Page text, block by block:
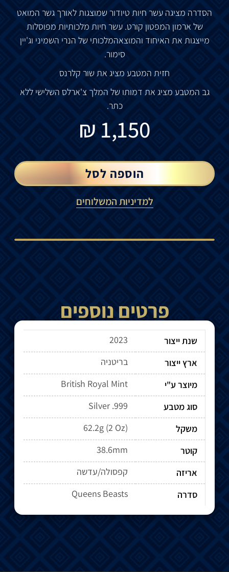
הסדרה מציגה עשר חיות טיודור שמוצגותלאורך גשר המואט
של ארמון המפטון קורט.עשר חיות מלכותיות מפוסלות
מייצגות את האיחוד והמוצאהמלכותי של הנרי השמיני וג'יין
סימור.
חזית המטבע מציג את שור קלרנס
גב המטבע מציג את דמותו של המלך צ'ארלס השלישי ללא
כתר.
1,150
₪
הוספה לסל
למדיניות המשלוחים
פרטים נוספים
שנת ייצור
2023
ארץ ייצור
בריטניה
מיוצר ע"י
British Royal Mint
סוג מטבע
Silver .999
משקל
62.2g (2 Oz)
קוטר
38.6mm
אריזה
קפסולה/עדשה
סדרה
Queens Beasts